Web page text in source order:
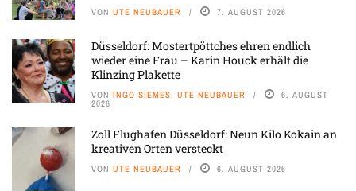
VON UTE NEUBAUER 7. AUGUST 2026
Düsseldorf: Mostertpöttches ehren endlich
wieder eine Frau – Karin Houck erhält die
Klinzing Plakette
VON INGO SIEMES, UTE NEUBAUER 6. AUGUST
2026
Zoll Flughafen Düsseldorf: Neun Kilo Kokain an
kreativen Orten versteckt
VON UTE NEUBAUER 6. AUGUST 2026